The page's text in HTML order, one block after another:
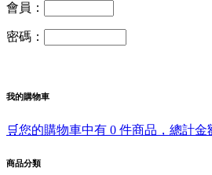
會員：
密碼：
我的購物車
🛒您的購物車中有 0 件商品，總計金
商品分類